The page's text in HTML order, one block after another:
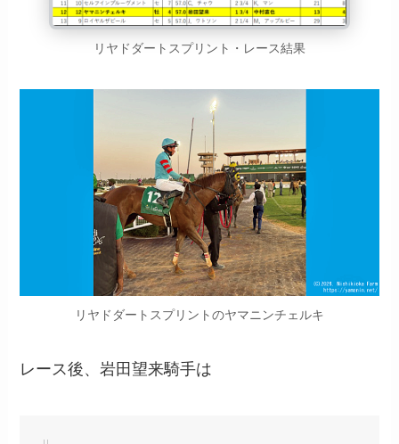
リヤドダートスプリント・レース結果
リヤドダートスプリントのヤマニンチェルキ
レース後、岩田望来騎手は